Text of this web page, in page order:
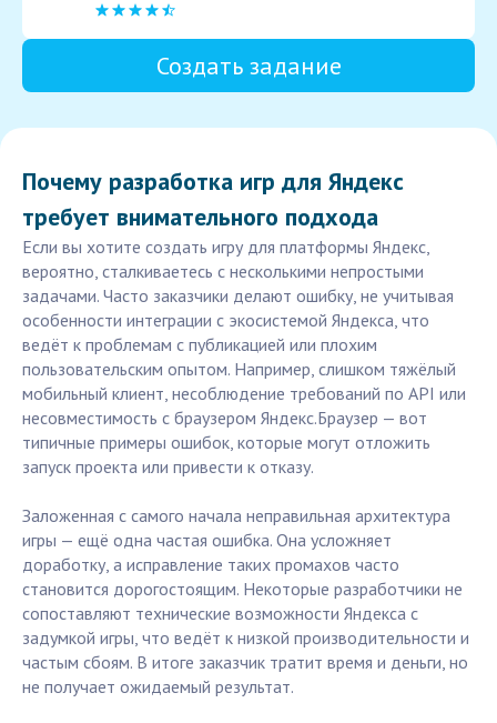
Создать задание
Почему разработка игр для Яндекс
требует внимательного подхода
Если вы хотите создать игру для платформы Яндекс,
вероятно, сталкиваетесь с несколькими непростыми
задачами. Часто заказчики делают ошибку, не учитывая
особенности интеграции с экосистемой Яндекса, что
ведёт к проблемам с публикацией или плохим
пользовательским опытом. Например, слишком тяжёлый
мобильный клиент, несоблюдение требований по API или
несовместимость с браузером Яндекс.Браузер — вот
типичные примеры ошибок, которые могут отложить
запуск проекта или привести к отказу.
Заложенная с самого начала неправильная архитектура
игры — ещё одна частая ошибка. Она усложняет
доработку, а исправление таких промахов часто
становится дорогостоящим. Некоторые разработчики не
сопоставляют технические возможности Яндекса с
задумкой игры, что ведёт к низкой производительности и
частым сбоям. В итоге заказчик тратит время и деньги, но
не получает ожидаемый результат.